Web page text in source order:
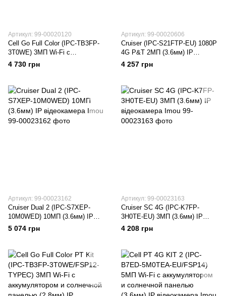
Артикул: 99-00020120
Cell Go Full Color (IPC-TB3FP-
3T0WE) 3МП Wi-Fi с
аккумулятором (2.8мм) IP
відеокамера Imou
4 730 грн
Артикул: 99-00020606
Cruiser (IPC-S21FTP-EU) 1080P
4G P&T 2МП (3.6мм) IP
відеокамера Imou
4 257 грн
Артикул: 99-00023162
Cruiser Dual 2 (IPC-S7XEP-
10M0WED) 10МП (3.6мм) IP
відеокамера Imou
5 074 грн
Артикул: 99-00023163
Cruiser SC 4G (IPC-K7FP-
3H0TE-EU) 3МП (3.6мм) IP
відеокамера Imou
4 208 грн